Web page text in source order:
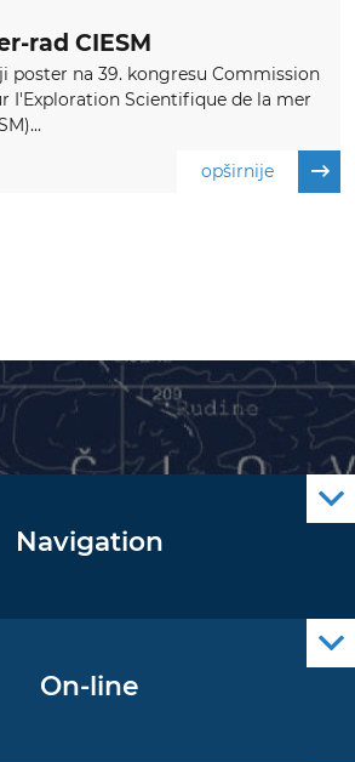
rad CIESM
poster na 39. kongresu Commission
I'Exploration Scientifique de la mer
opširnije
Navigation
On-line